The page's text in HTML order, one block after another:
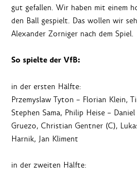
gut gefallen. Wir haben mit einem
den Ball gespielt. Das wollen wir
Alexander Zorniger nach dem Spiel.
So spielte der VfB:
in der ersten Hälfte:
Przemyslaw Tyton – Florian Klein,
Stephen Sama, Philip Heise –
Gruezo, Christian Gentner (C),
Harnik, Jan Kliment
in der zweiten Hälfte: